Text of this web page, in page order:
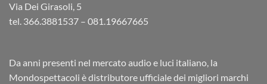
Via Dei Girasoli, 5
tel. 366.3881537 – 081.19667665
Da anni presenti nel mercato audio e luci italiano, la
Mondospettacoli è distributore ufficiale dei migliori marchi